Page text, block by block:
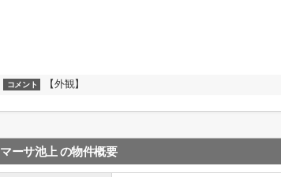
コメント 【外観】
マーサ池上 の物件概要